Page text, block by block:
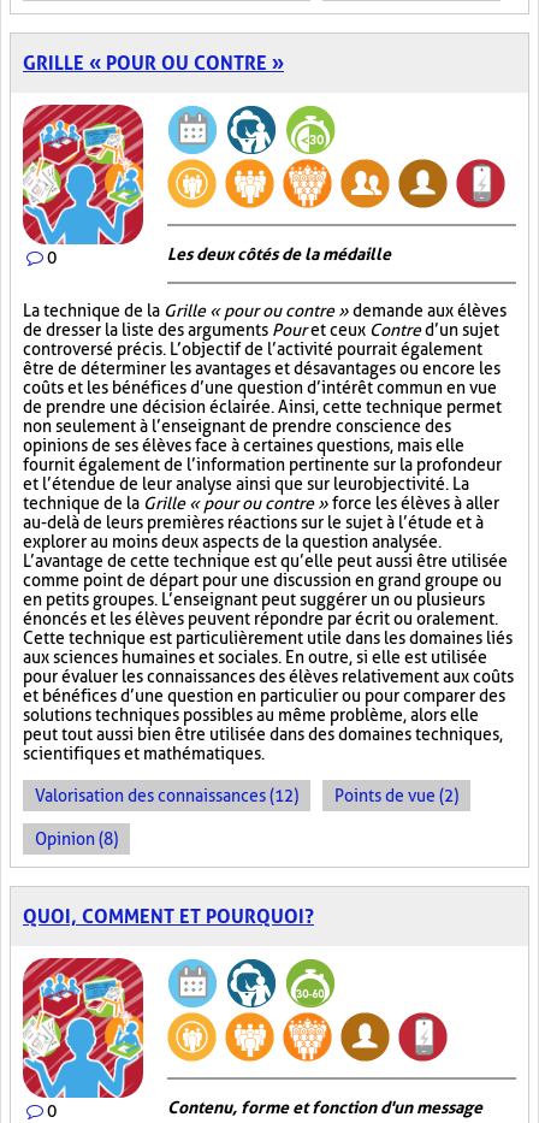
GRILLE « POUR OU CONTRE »
0 Les deux côtés de la médaille
La technique de la Grille « pour ou contre »demande aux élèves
de dresser la liste des arguments Pouret ceux Contred’un sujet
controversé précis. L’objectif de l’activité pourrait également
être de déterminer les avantages et désavantages ou encore les
coûts et les bénéfices d’une question d’intérêt commun en vue
de prendre une décision éclairée. Ainsi, cette technique permet
non seulement à l’enseignant de prendre conscience des
opinions de ses élèves face à certaines questions, mais elle
fournit également de l’information pertinente sur la profondeur
et l’étendue de leur analyse ainsi que sur leur objectivité. La
technique de la Grille « pour ou contre »force les élèves à aller
au-delà de leurs premières réactions sur le sujet à l’étude et à
explorer au moins deux aspects de la question analysée.
L’avantage de cette technique est qu’elle peut aussi être utilisée
comme point de départ pour une discussion en grand groupe ou
en petits groupes. L’enseignant peut suggérer un ou plusieurs
énoncés et les élèves peuvent répondre par écrit ou oralement.
Cette technique est particulièrement utile dans les domaines liés
aux sciences humaines et sociales. En outre, si elle est utilisée
pour évaluer les connaissances des élèves relativement aux coûts
et bénéfices d’une question en particulier ou pour comparer des
solutions techniques possibles au même problème, alors elle
peut tout aussi bien être utilisée dans des domaines techniques,
scientifiques et mathématiques.
Valorisation des connaissances (12) Points de vue (2)
Opinion (8)
QUOI, COMMENT ET POURQUOI?
0 Contenu, forme et fonction d'un message